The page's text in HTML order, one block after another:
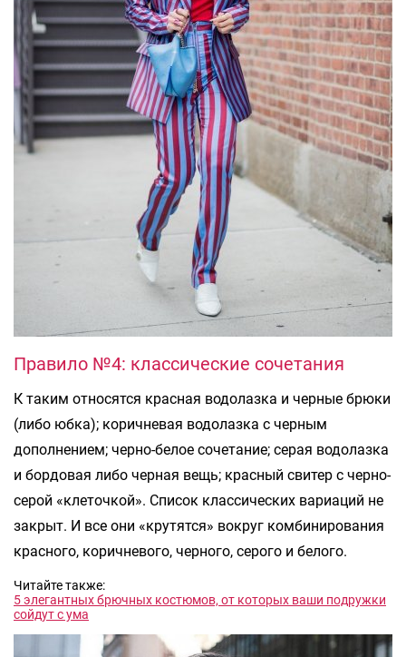
Правило №4: классические сочетания
К таким относятся красная водолазка и черные брюки
(либо юбка); коричневая водолазка с черным
дополнением; черно-белое сочетание; серая водолазка
и бордовая либо черная вещь; красный свитер с черно-
серой «клеточкой». Список классических вариаций не
закрыт. И все они «крутятся» вокруг комбинирования
красного, коричневого, черного, серого и белого.
Читайте также:
5 элегантных брючных костюмов, от которых ваши подружки
сойдут с ума